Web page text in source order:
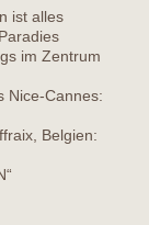
ist alles
im Zentrum
Nice-Cannes:
Belgien: